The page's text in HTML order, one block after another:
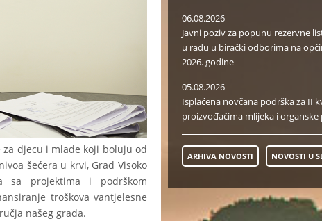
djecu i mlade koji boluju od
šećera u krvi, Grad Visoko
sa projektima i podrškom
troškova vantjelesne
našeg grada.
06.08.2026
Javni poziv za popunu rezervne
u radu u birački odborima na
2026. godine
05.08.2026
Isplaćena novčana podrška za II
proizvođačima mlijeka i
ARHIVA NOVOSTI NOVOSTI U